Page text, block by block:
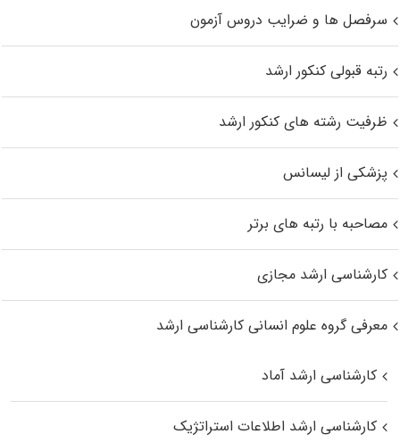
سرفصل ها و ضرایب دروس آزمون
رتبه قبولی کنکور ارشد
ظرفیت رشته های کنکور ارشد
پزشکی از لیسانس
مصاحبه با رتبه های برتر
کارشناسی ارشد مجازی
معرفی گروه علوم انسانی کارشناسی ارشد
کارشناسی ارشد آماد
کارشناسی ارشد اطلاعات استراتژیک